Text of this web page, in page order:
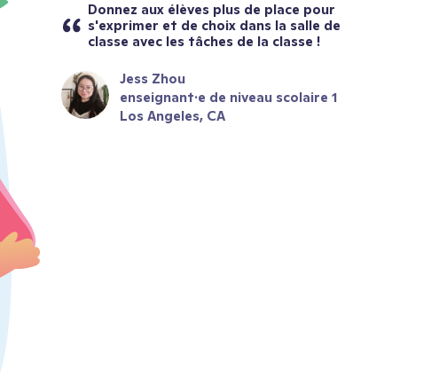
Donnez aux élèves plus de place pour
s'exprimer et de choix dans la salle de
classe avec les tâches de la classe !
Jess Zhou
enseignant·e de niveau scolaire 1
Los Angeles, CA